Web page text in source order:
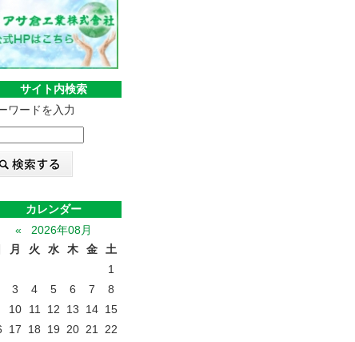
サイト内検索
ワードを入力
カレンダー
«
2026年08月
月 火 水 木 金
土
1
3 4 5 6 7
8
10 11 12 13 14 15
17 18 19 20 21
22